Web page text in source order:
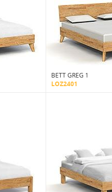
BETT GREG 1
LOZ2401